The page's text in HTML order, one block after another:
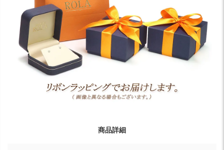
商品詳細